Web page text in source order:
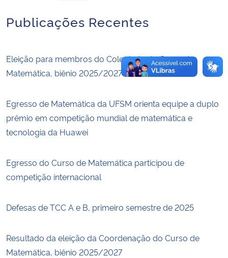
Publicações Recentes
Eleição para membros do Colegiado do Curso de
Matemática, biênio 2025/2027
Egresso de Matemática da UFSM orienta equipe a duplo
prêmio em competição mundial de matemática e
tecnologia da Huawei
Egresso do Curso de Matemática participou de
competição internacional
Defesas de TCC A e B, primeiro semestre de 2025
Resultado da eleição da Coordenação do Curso de
Matemática, biênio 2025/2027